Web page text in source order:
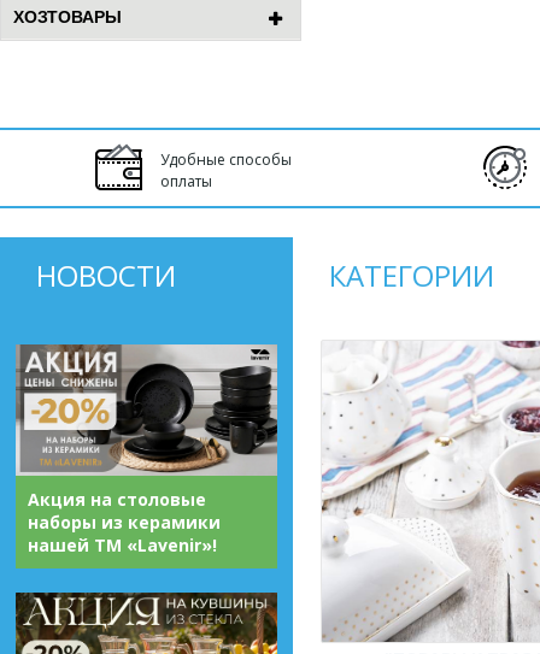
ХОЗТОВАРЫ
Удобные способы
оплаты
НОВОСТИ
Акция на столовые
наборы из керамики
нашей ТМ «Lavenir»!
КАТЕГОРИИ